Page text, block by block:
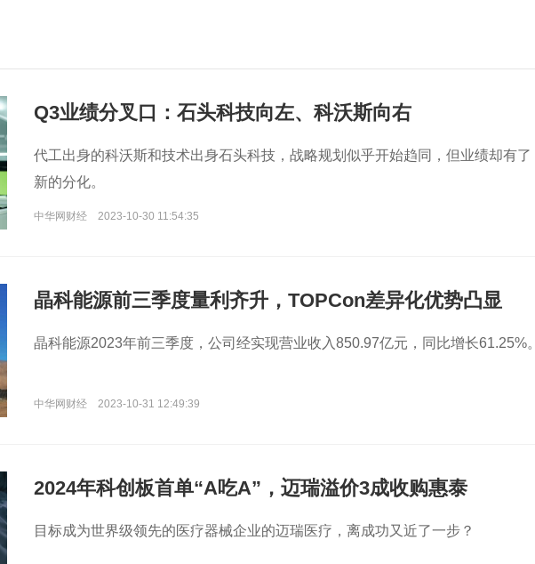
Q3业绩分叉口：石头科技向左、科沃斯向右
代工出身的科沃斯和技术出身石头科技，战略规划似乎开始趋同，但业绩却有了
新的分化。
中华网财经 2023-10-30 11:54:35
晶科能源前三季度量利齐升，TOPCon差异化优势凸显
晶科能源2023年前三季度，公司经实现营业收入850.97亿元，同比增长61.25%。
中华网财经 2023-10-31 12:49:39
2024年科创板首单“A吃A”，迈瑞溢价3成收购惠泰
目标成为世界级领先的医疗器械企业的迈瑞医疗，离成功又近了一步？